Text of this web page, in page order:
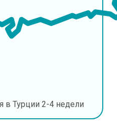
в Турции 2-4 недели